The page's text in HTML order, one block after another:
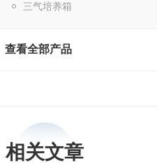
三气培养箱
查看全部产品
相关文章